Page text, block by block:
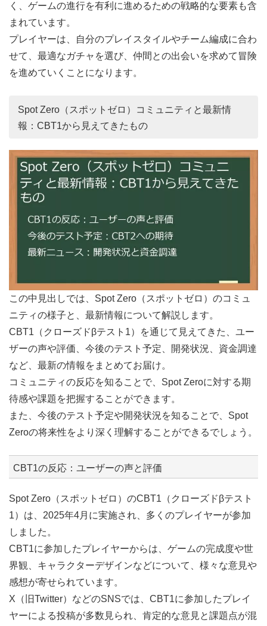
く、ゲームの進行を有利に進めるための戦略的な要素も含
まれています。
プレイヤーは、自分のプレイスタイルやチーム編成に合わ
せて、最適なガチャを選び、仲間との出会いを求めて冒険
を進めていくことになります。
Spot Zero（スポットゼロ）コミュニティと最新情
報：CBT1から見えてきたもの
この中見出しでは、Spot Zero（スポットゼロ）のコミュ
ニティの様子と、最新情報について解説します。
CBT1（クローズドβテスト1）を通じて見えてきた、ユー
ザーの声や評価、今後のテスト予定、開発状況、資金調達
など、最新の情報をまとめてお届け。
コミュニティの反応を知ることで、Spot Zeroに対する期
待感や課題を把握することができます。
また、今後のテスト予定や開発状況を知ることで、Spot
Zeroの将来性をより深く理解することができるでしょう。
CBT1の反応：ユーザーの声と評価
Spot Zero（スポットゼロ）のCBT1（クローズドβテスト
1）は、2025年4月に実施され、多くのプレイヤーが参加
しました。
CBT1に参加したプレイヤーからは、ゲームの完成度や世
界観、キャラクターデザインなどについて、様々な意見や
感想が寄せられています。
X（旧Twitter）などのSNSでは、CBT1に参加したプレイ
ヤーによる投稿が多数見られ、肯定的な意見と課題点が混